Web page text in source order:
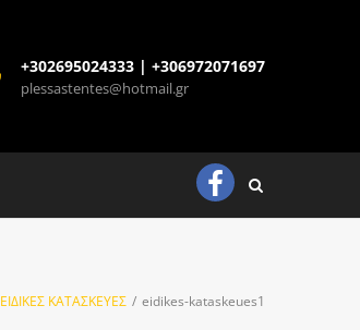
+302695024333 | +306972071697
plessastentes@hotmail.gr
ΕΙΔΙΚΕΣ ΚΑΤΑΣΚΕΥΕΣ / eidikes-kataskeues1